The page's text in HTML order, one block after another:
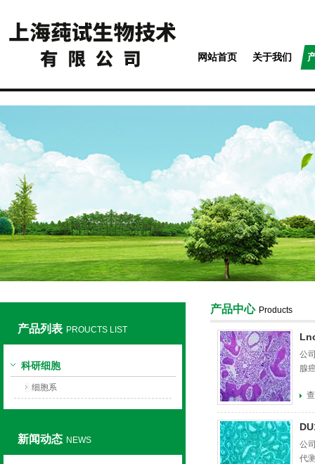
网站首页 关于我们
产品列表 PROUCTS LIST
科研细胞
细胞系
新闻动态 NEWS
产品中心 Products
公
腺
公
代